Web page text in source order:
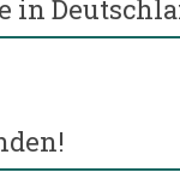
in